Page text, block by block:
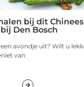
bij dit Chinees
Den Bosch
avondje uit? Wilt u
van